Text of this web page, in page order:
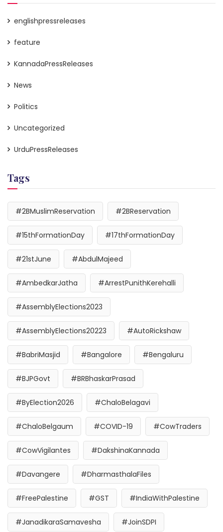
englishpressreleases
feature
KannadaPressReleases
News
Politics
Uncategorized
UrduPressReleases
Tags
#2BMuslimReservation #2BReservation
#15thFormationDay #17thFormationDay
#21stJune #AbdulMajeed
#AmbedkarJatha #ArrestPunithKerehalli
#AssemblyElections2023
#AssemblyElections20223 #AutoRickshaw
#BabriMasjid #Bangalore #Bengaluru
#BJPGovt #BRBhaskarPrasad
#ByElection2026 #ChaloBelagavi
#ChaloBelgaum #COVID-19 #CowTraders
#CowVigilantes #DakshinaKannada
#Davangere #DharmasthalaFiles
#FreePalestine #GST #IndiaWithPalestine
#JanadikaraSamavesha #JoinSDPI